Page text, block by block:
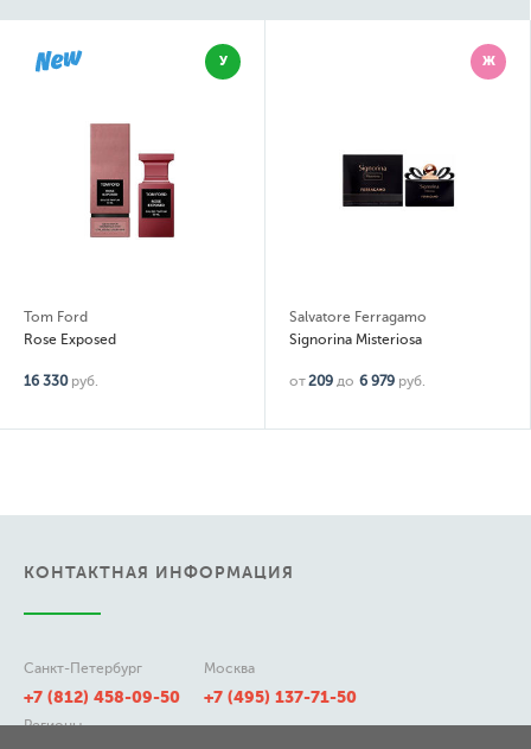
У
Tom Ford
Rose Exposed
16 330 руб.
Ж
Salvatore Ferragamo
Signorina Misteriosa
от209 до 6 979 руб.
КОНТАКТНАЯ ИНФОРМАЦИЯ
Санкт-Петербург
+7 (812) 458-09-50
Москва
+7 (495) 137-71-50
Регионы